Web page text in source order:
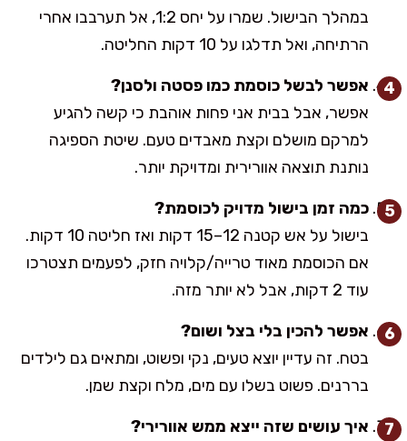
במהלך הבישול. שמרו על יחס 1:2, אל תערבבו אחרי
הרתיחה, ואל תדלגו על 10 דקות החליטה.
אפשר לבשל כוסמת כמו פסטה ולסנן?
אפשר, אבל בבית אני פחות אוהבת כי קשה להגיע
למרקם מושלם וקצת מאבדים טעם. שיטת הספיגה
נותנת תוצאה אוורירית ומדויקת יותר.
כמה זמן בישול מדויק לכוסמת?
בישול על אש קטנה 12–15 דקות ואז חליטה 10 דקות.
אם הכוסמת מאוד טרייה/קלויה חזק, לפעמים תצטרכו
עוד 2 דקות, אבל לא יותר מזה.
אפשר להכין בלי בצל ושום?
בטח. זה עדיין יוצא טעים, נקי ופשוט, ומתאים גם לילדים
בררנים. פשוט בשלו עם מים, מלח וקצת שמן.
איך עושים שזה ייצא ממש אוורירי?